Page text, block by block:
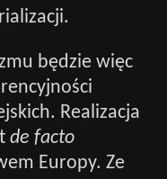
będzie więc
Realizacja
de facto
Europy. Ze